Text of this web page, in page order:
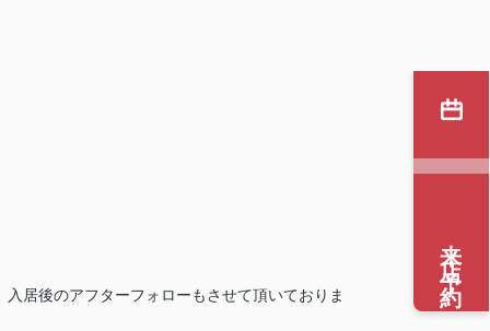
居後のアフターフォローもさせて頂いておりま
来店予約